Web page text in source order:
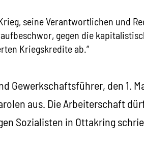
seine Verantwortlichen und
gegen die
Kriegskredite ab.“
Gewerkschaftsführer, den 1.
aus. Die Arbeiterschaft
Sozialisten in Ottakring